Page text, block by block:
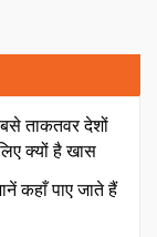
ताकतवर देशों
क्यों है खास
कहाँ पाए जाते हैं